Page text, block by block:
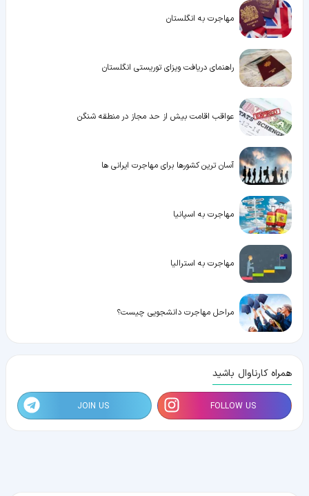
مهاجرت به انگلستان
راهنمای دریافت ویزای توریستی انگلستان
عواقب اقامت بیش از حد مجاز در منطقه شنگن
آسان ترین کشورها برای مهاجرت ایرانی ها
مهاجرت به اسپانیا
مهاجرت به استرالیا
مراحل مهاجرت دانشجویی چیست؟
همراه کارناوال باشید
FOLLOW US
JOIN US